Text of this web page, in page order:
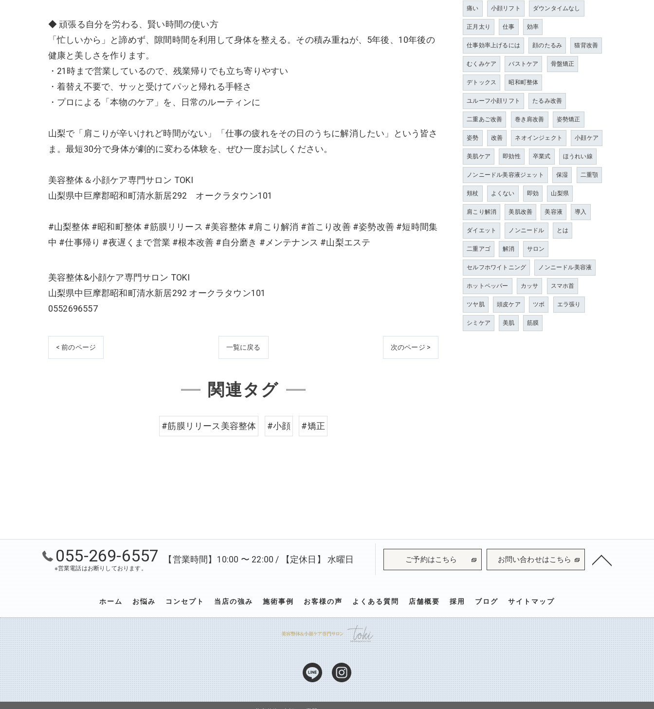
◆ 頑張る自分を労わる、賢い時間の使い方
「忙しいから」と諦めず、隙間時間を利用して身体を整える。その積み重ねが、5年後、10年後の
健康と美しさを作ります。
・21時まで営業しているので、残業帰りでも立ち寄りやすい
・着替え不要で、サッと受けてパッと帰れる手軽さ
・プロによる「本物のケア」を、日常のルーティンに
山梨で「肩こりが辛いけれど時間がない」「仕事の疲れをその日のうちに解消したい」という皆さ
ま。最短30分で身体が劇的に変わる体験を、ぜひ一度お試しください。
美容整体＆小顔ケア専門サロン TOKI
山梨県中巨摩郡昭和町清水新居292 オークラタウン101
#山梨整体 #昭和町整体 #筋膜リリース #美容整体 #肩こり解消 #首こり改善 #姿勢改善 #短時間集
中 #仕事帰り #夜遅くまで営業 #根本改善 #自分磨き #メンテナンス #山梨エステ
美容整体&小顔ケア専門サロン TOKI
山梨県中巨摩郡昭和町清水新居292 オークラタウン101
0552696557
< 前のページ 一覧に戻る 次のページ >
関連タグ
#筋膜リリース美容整体 #小顔 #矯正
痛い 小顔リフト ダウンタイムなし
正月太り 仕事 効率
仕事効率上げるには 顔のたるみ 猫背改善
むくみケア バストケア 骨盤矯正
デトックス 昭和町整体
ユルーフ小顔リフト たるみ改善
二重あご改善 巻き肩改善 姿勢矯正
姿勢 改善 ネオインジェクト 小顔ケア
美肌ケア 即効性 卒業式 ほうれい線
ノンニードル美容液ジェット 保湿 二重顎
頬杖 よくない 即効 山梨県
肩こり解消 美肌改善 美容液 導入
ダイエット ノンニードル とは
二重アゴ 解消 サロン
セルフホワイトニング ノンニードル美容液
ホットペッパー カッサ スマホ首
ツヤ肌 頭皮ケア ツボ エラ張り
シミケア 美肌 筋膜
055-269-6557
※営業電話はお断りしております。
【営業時間】10:00 〜 22:00 / 【定休日】 水曜日 ご予約はこちら お問い合わせはこちら
ホーム お悩み コンセプト 当店の強み 施術事例 お客様の声 よくある質問 店舗概要 採用 ブログ サイトマップ